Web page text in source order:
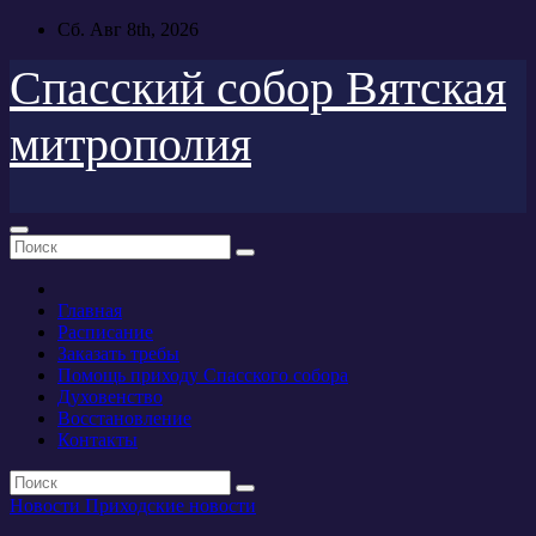
Перейти
содержимому
Сб. Авг 8th, 2026
Спасский собор Вятская
митрополия
Главная
Расписание
Заказать требы
Помощь приходу Спасского собора
Духовенство
Восстановление
Контакты
Новости Приходские новости